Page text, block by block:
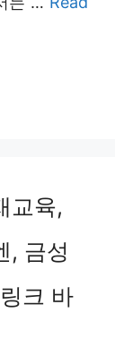
교육,
, 금성
크 바